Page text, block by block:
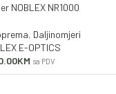
NOBLEX NR1000
, Daljinomjeri
E-OPTICS
KM sa PDV